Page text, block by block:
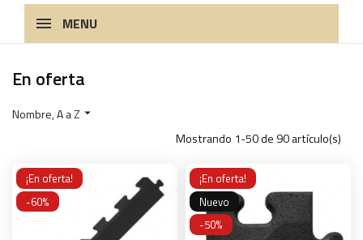
MENU
En oferta
Nombre, A a Z 
Mostrando 1-50 de 90 artículo(s)
¡En oferta!
-60%
¡En oferta!
Nuevo
-50%